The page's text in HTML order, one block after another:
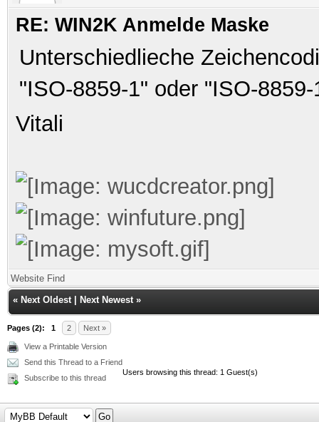
RE: WIN2K Anmelde Maske
Unterschiedlieche
"ISO-8859-1" oder "ISO-
Vitali
Website Find
« Next Oldest Next Newest »
Pages (2): 1 2 Next »
View a Printable Version
Send this Thread to a Friend
Subscribe to this thread
Users browsing this thread: 1 Guest(s)